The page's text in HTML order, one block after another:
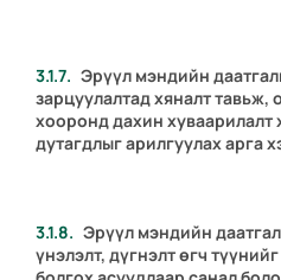
Эрүүл мэндийн
зарцуулалтад хяналт тавьж,
хооронд дахин
дутагдлыг арилгуулах арга
Эрүүл мэндийн
үнэлэлт, дүгнэлт өгч